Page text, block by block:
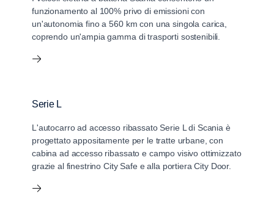
funzionamento al 100% privo di emissioni con
un'autonomia fino a 560 km con una singola carica,
coprendo un'ampia gamma di trasporti sostenibili.
Serie L
L'autocarro ad accesso ribassato Serie L di Scania è
progettato appositamente per le tratte urbane, con
cabina ad accesso ribassato e campo visivo ottimizzato
grazie al finestrino City Safe e alla portiera City Door.